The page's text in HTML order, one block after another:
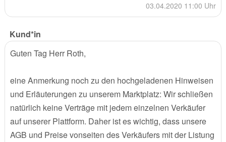
03.04.2020 11:00 Uhr
Kund*in
Guten Tag Herr Roth,
eine Anmerkung noch zu den hochgeladenen Hinweisen
und Erläuterungen zu unserem Marktplatz: Wir schließen
natürlich keine Verträge mit jedem einzelnen Verkäufer
auf unserer Plattform. Daher ist es wichtig, dass unsere
AGB und Preise vonseiten des Verkäufers mit der Listung